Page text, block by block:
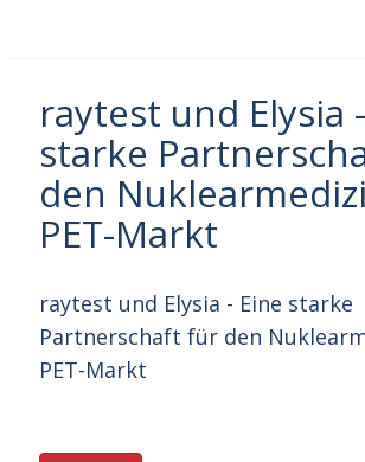
raytest und Elysia
starke
den
PET-Markt
raytest und Elysia - Eine starke
Partnerschaft für den
PET-Markt